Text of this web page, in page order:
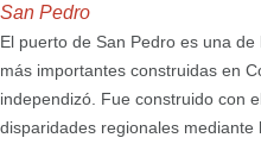
San Pedro
El puerto de San Pedro es una
más importantes construidas en
independizó. Fue construido con
disparidades regionales